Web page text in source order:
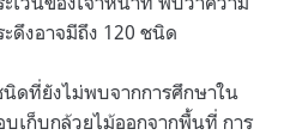
ดึงอาจมีถึง 120 ชนิด
นิดที่ยังไม่พบจากการศึกษาใน
เก็บกล้วยไม้ออกจากพื้นที่ การ